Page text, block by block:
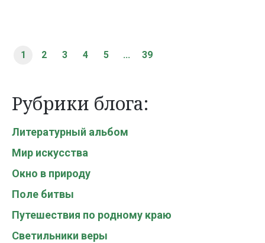
1 2 3 4 5 ... 39
Рубрики блога:
Литературный альбом
Мир искусства
Окно в природу
Поле битвы
Путешествия по родному краю
Светильники веры